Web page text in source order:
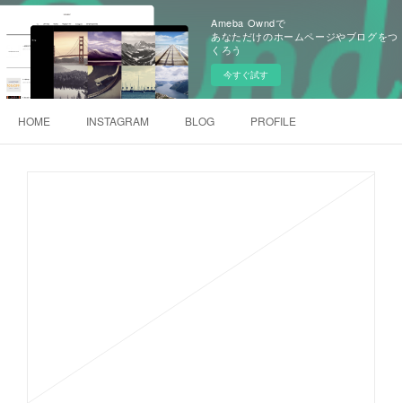
Ameba Owndで
あなただけのホームページやブログをつ
くろう
今すぐ試す
HOME INSTAGRAM BLOG PROFILE